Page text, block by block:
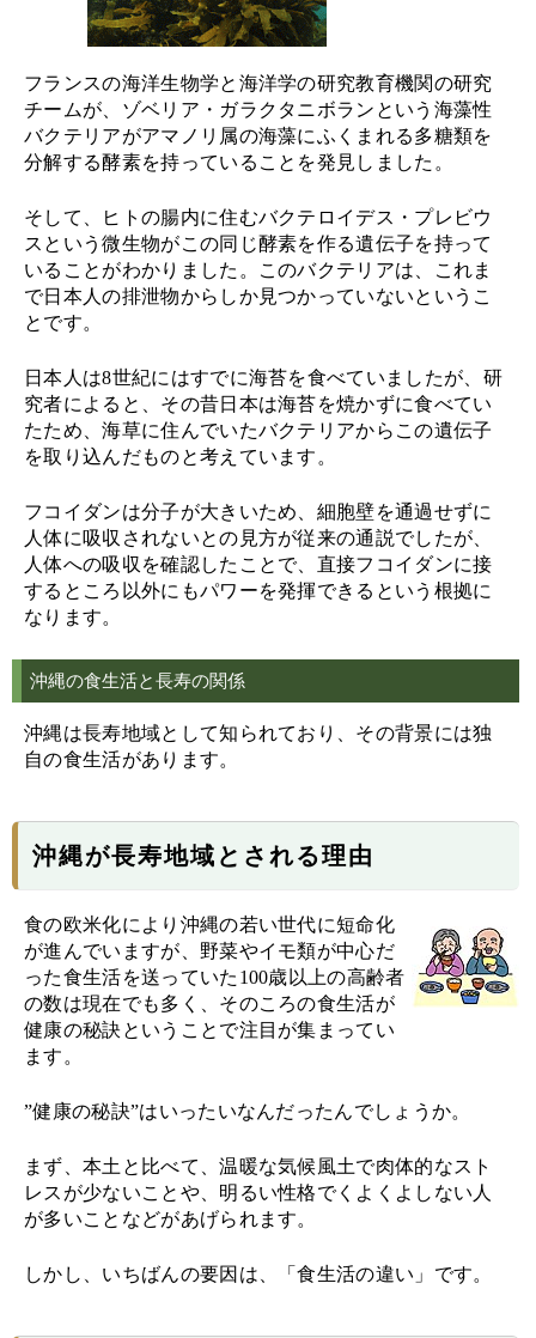
フランスの海洋生物学と海洋学の研究教育機関の研究
チームが、ゾベリア・ガラクタニボランという海藻性
バクテリアがアマノリ属の海藻にふくまれる多糖類を
分解する酵素を持っていることを発見しました。
そして、ヒトの腸内に住むバクテロイデス・プレビウ
スという微生物がこの同じ酵素を作る遺伝子を持って
いることがわかりました。このバクテリアは、これま
で日本人の排泄物からしか見つかっていないというこ
とです。
日本人は8世紀にはすでに海苔を食べていましたが、研
究者によると、その昔日本は海苔を焼かずに食べてい
たため、海草に住んでいたバクテリアからこの遺伝子
を取り込んだものと考えています。
フコイダンは分子が大きいため、細胞壁を通過せずに
人体に吸収されないとの見方が従来の通説でしたが、
人体への吸収を確認したことで、直接フコイダンに接
するところ以外にもパワーを発揮できるという根拠に
なります。
沖縄の食生活と長寿の関係
沖縄は長寿地域として知られており、その背景には独
自の食生活があります。
沖縄が長寿地域とされる理由
食の欧米化により沖縄の若い世代に短命化
が進んでいますが、野菜やイモ類が中心だ
った食生活を送っていた100歳以上の高齢者
の数は現在でも多く、そのころの食生活が
健康の秘訣ということで注目が集まってい
ます。
”健康の秘訣”はいったいなんだったんでしょうか。
まず、本土と比べて、温暖な気候風土で肉体的なスト
レスが少ないことや、明るい性格でくよくよしない人
が多いことなどがあげられます。
しかし、いちばんの要因は、「食生活の違い」です。